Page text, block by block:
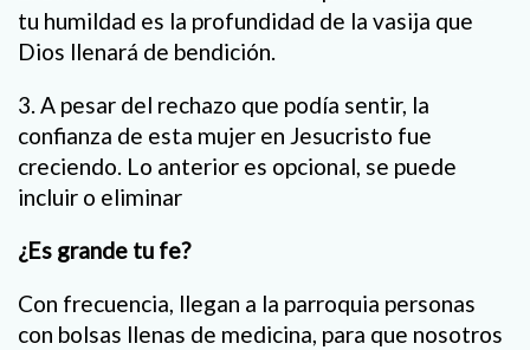
tu humildad es la profundidad de la vasija que
Dios llenará de bendición.
3. A pesar del rechazo que podía sentir, la
confianza de esta mujer en Jesucristo fue
creciendo. Lo anterior es opcional, se puede
incluir o eliminar
¿Es grande tu fe?
Con frecuencia, llegan a la parroquia personas
con bolsas llenas de medicina, para que nosotros